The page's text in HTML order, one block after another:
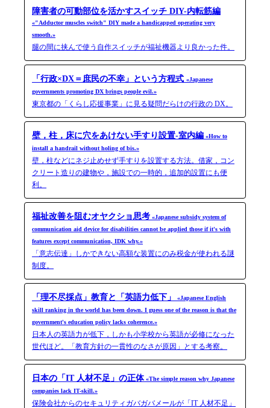
障害者の可動部位を活かすスイッチ DIY-内転筋編
«"Adductor muscles switch" DIY made a handicapped operating very
smooth.»
腿の間に挟んで使う自作スイッチが福祉機器より良かった件。
「行政×DX＝庶民の不幸」という方程式 «Japanese
governments promoting DX brings people evil.»
東京都の「くらし応援事業」に見る疑問だらけの行政の DX。
壁，柱，床に穴をあけない手すり設置-室内編 «How to
install a handrail without holing of bis.»
壁，柱などにネジ止めせず手すりを設置する方法。借家，コン
クリート造りの建物や，施設での一時的，追加的設置にも便
利。
福祉改善を阻むオヤクショ思考 «Japanese subsidy system of
communication aid device for disabilities cannot be applied those if it's with
features except communication, IDK why.»
「意志伝達」しかできない高額な装置にのみ税金が使われる謎
制度。
「理不尽採点」教育と「英語力低下」
«Japanese English
skill ranking in the world has been down. I guess one of the reason is that the
government's education policy lacks coherence.»
日本人の英語力が低下，しかも小学校から英語が必修になった
世代ほど。「教育方針の一貫性のなさが原因」とする考察。
日本の「IT 人材不足」の正体«The simple reason why Japanese
companies lack IT-skill.»
保険会社からのセキュリティガバガバメールが「IT 人材不足」